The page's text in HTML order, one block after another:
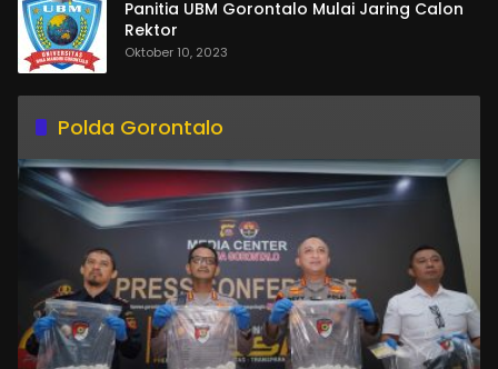
Panitia UBM Gorontalo Mulai Jaring Calon
Rektor
Oktober 10, 2023
Polda Gorontalo